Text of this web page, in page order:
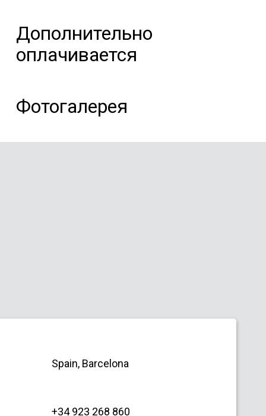
Дополнительно
оплачивается
Фотогалерея
Spain, Barcelona
+34 923 268 860